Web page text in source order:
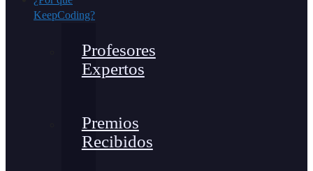
KeepCoding?
Profesores
Expertos
Premios
Recibidos